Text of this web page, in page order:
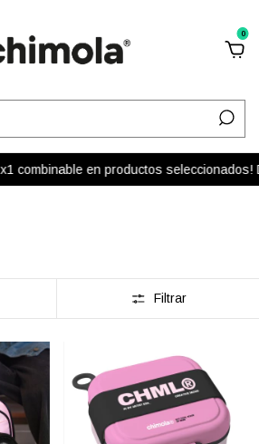
0
en productos seleccionados! Del total
Filtrar